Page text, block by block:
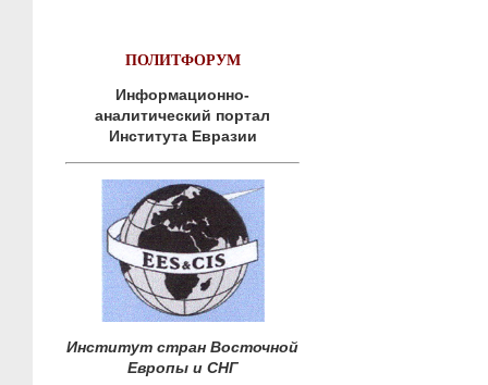
ПОЛИТФОРУМ
Информационно-
аналитический портал
Института Евразии
Институт стран Восточной
Европы и СНГ